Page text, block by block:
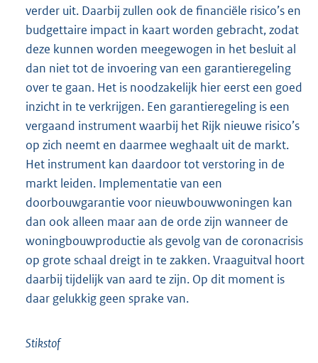
verder uit. Daarbij zullen ook de financiële risico’s en
budgettaire impact in kaart worden gebracht, zodat
deze kunnen worden meegewogen in het besluit al
dan niet tot de invoering van een garantieregeling
over te gaan. Het is noodzakelijk hier eerst een goed
inzicht in te verkrijgen. Een garantieregeling is een
vergaand instrument waarbij het Rijk nieuwe risico’s
op zich neemt en daarmee weghaalt uit de markt.
Het instrument kan daardoor tot verstoring in de
markt leiden. Implementatie van een
doorbouwgarantie voor nieuwbouwwoningen kan
dan ook alleen maar aan de orde zijn wanneer de
woningbouwproductie als gevolg van de coronacrisis
op grote schaal dreigt in te zakken. Vraaguitval hoort
daarbij tijdelijk van aard te zijn. Op dit moment is
daar gelukkig geen sprake van.
Stikstof